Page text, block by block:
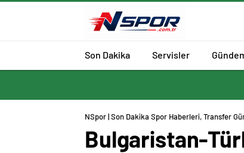
Son Dakika Servisler
NSpor | Son Dakika Spor Haberleri, Transfer
Bulgaristan-